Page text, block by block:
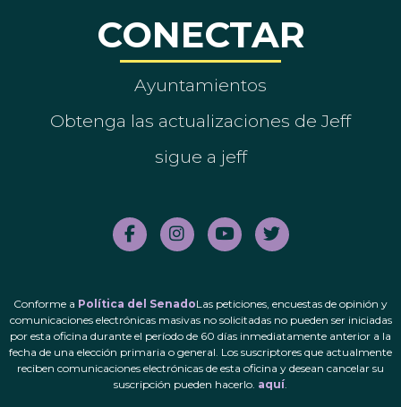
CONECTAR
Ayuntamientos
Obtenga las actualizaciones de Jeff
sigue a jeff
Conforme a Política del SenadoLas peticiones, encuestas de opinión y
comunicaciones electrónicas masivas no solicitadas no pueden ser iniciadas
por esta oficina durante el período de 60 días inmediatamente anterior a la
fecha de una elección primaria o general. Los suscriptores que actualmente
reciben comunicaciones electrónicas de esta oficina y desean cancelar su
suscripción pueden hacerlo. aquí